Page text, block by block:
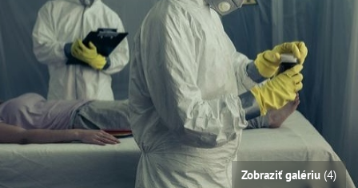
Zobraziť galériu (4)